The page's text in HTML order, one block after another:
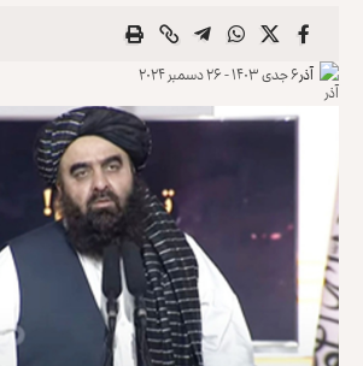
آذر۶ جدی ۱۴۰۳ - ۲۶ دسمبر ۲۰۲۴